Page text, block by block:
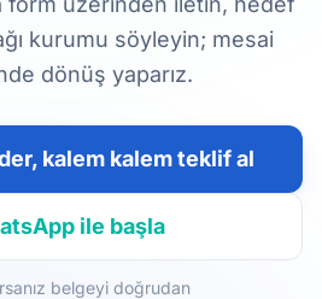
kurumu söyleyin; mesai
dönüş yaparız.
kalem kalem teklif al
ile başla
belgeyi doğrudan